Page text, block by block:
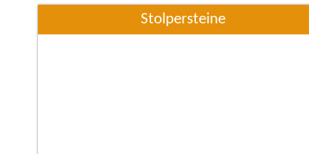
Stolpersteine